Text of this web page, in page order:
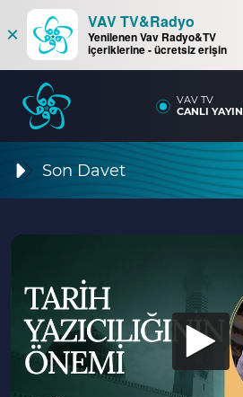
×
VAV TV&Radyo
Yenilenen Vav Radyo&TV
içeriklerine - ücretsiz erişin
VAV TV
CANLI YAYIN
Son Davet